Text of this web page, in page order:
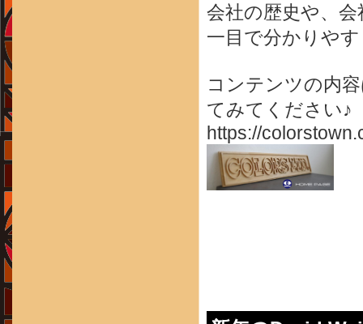
会社の歴史や、
一目で分かりや
コンテンツの内
てみてください♪
https://